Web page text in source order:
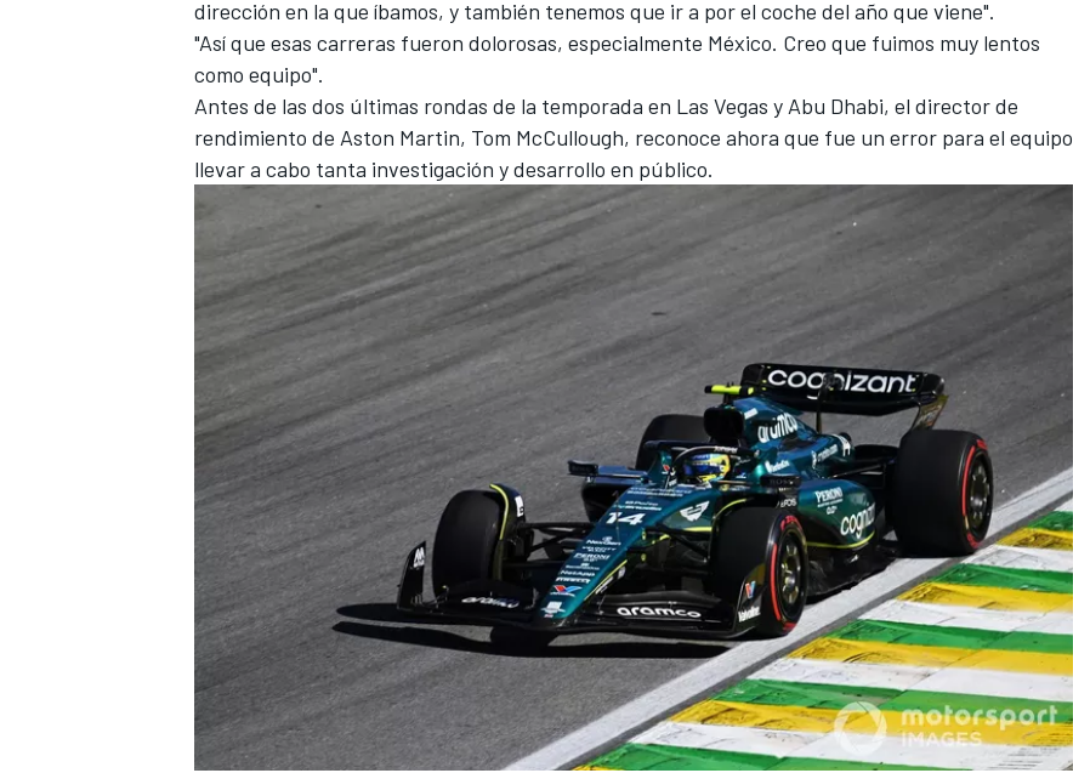
dirección en la que íbamos, y también tenemos que ir a por el coche del año que viene".
"Así que esas carreras fueron dolorosas, especialmente México. Creo que fuimos muy lentos
como equipo".
Antes de las dos últimas rondas de la temporada en Las Vegas y Abu Dhabi, el director de
rendimiento de Aston Martin, Tom McCullough, reconoce ahora que fue un error para el equipo
llevar a cabo tanta investigación y desarrollo en público.